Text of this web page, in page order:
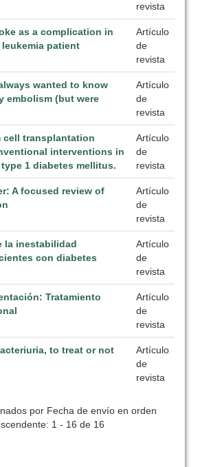
revista
as a complication in
patient
Artículo
de
revista
wanted to know
embolism (but were
Artículo
de
revista
cell transplantation
interventions in
1 diabetes mellitus.
Artículo
de
revista
A focused review of
Artículo
de
revista
la inestabilidad
con diabetes
Artículo
de
revista
Tratamiento
Artículo
de
revista
to treat or not
Artículo
de
revista
por Fecha de envío en orden
1 - 16 de 16